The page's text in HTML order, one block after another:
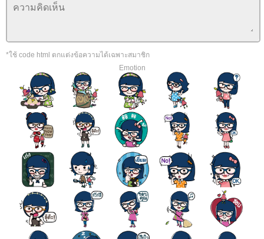
5. แยกความสัมพันธ์ของเวลาไม่ออก ระหว่าง นาที และ ชั่วโมง
อาการดังกล่าวเป็นเพียงแค่ส่วนหนึ่งเท่านั้นของผู้ที่มีภาวะซึมเศร้าห
ระดับที่ 2 เป็นระดับที่รุนแรง เรียกว่า Postpartum Depression เป็น
หลังคลอด
สำหรับระยะนี้ จะมีความยาวนานของอาการ และ ความรุนแรงมาก
ที่ 1 อาการอาจจะยาวนานเป็นเดือน หรือ เป็นปีทีเดียว ทำให้เกิดคว
การเลี้ยงลูก หรือ ไม่สามารถดูแลได้ สำหรับระยะนี้ บางคนจำเป็นต้
รักษา และ พักฟื้นในโรงพยาบาล
คุณแม่ที่ป่วยในระดับที่ 2 อาจจะเกิดความรู้สึก อยากฆ่าตัวตา
สำหรับโรคนี้ ดาราฮอลิวูด Brooke Shields ซึ่งเคยประสบกับโรคซึม
ลอด ได้เขียนหนังสือชื่อเรื่อง Down Came the Rain: My Journey
Postpartum Depression
*ใช้ code html ตกแต่งข้อความได้เฉพาะสมาชิก
Emotion